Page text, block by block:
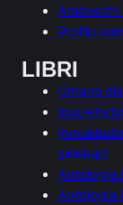
Arabeschi
Profilo
LIBRI
Umane
sidebar)
Antologia
Antologia